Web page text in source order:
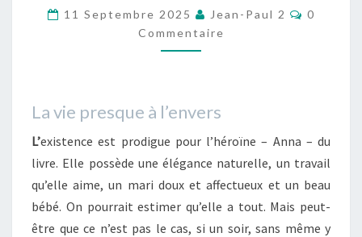
DEI
SENSI
11 Septembre 2025 Jean-Paul 2
0
Commentaire
La vie presque à l’envers
L’existence est prodigue pour l’héroïne – Anna – du
livre. Elle possède une élégance naturelle, un travail
qu’elle aime, un mari doux et affectueux et un beau
bébé. On pourrait estimer qu’elle a tout. Mais peut-
être que ce n’est pas le cas, si un soir, sans même y